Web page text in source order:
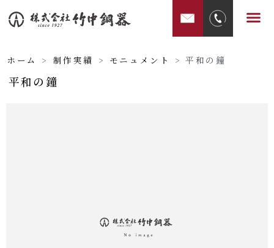
容
ス
キ
メ
ホーム > 制作実績 > モニュメント >平和の鐘
平和の鐘